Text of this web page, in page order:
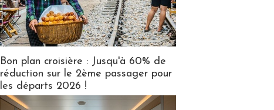
Bon plan croisière : Jusqu'à 60% de
réduction sur le 2ème passager pour
les départs 2026 !